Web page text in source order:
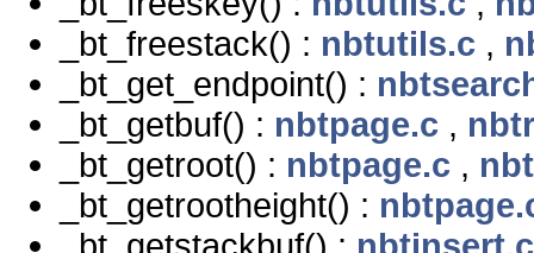
_bt_freestack() : nbtutils.c ,
_bt_get_endpoint() :
_bt_getbuf() : nbtpage.c ,
_bt_getroot() : nbtpage.c ,
_bt_getrootheight() :